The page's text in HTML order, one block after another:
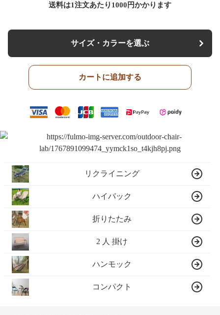
送料は1注文あたり 1000 円かかります
サイズ・カラーを選ぶ
カートに追加する
リクライニング
ハイバック
折りたたみ
2 人 掛け
ハンモック
コンパクト